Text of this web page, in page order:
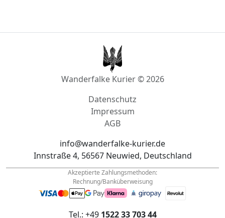
Datenschutz
Impressum
info@wanderfalke-kurier.de
Innstraße 4, 56567 Neuwied, Deutschland
Akzeptierte Zahlungsmethoden:
Rechnung/Banküberweisung